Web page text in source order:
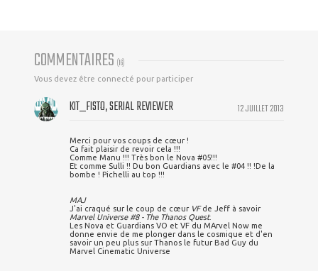
COMMENTAIRES (16)
Vous devez être connecté pour participer
12 JUILLET 2013
KIT_FISTO, SERIAL REVIEWER
Merci pour vos coups de cœur !
Ca fait plaisir de revoir cela !!!
Comme Manu !!! Très bon le Nova #05!!!
Et comme Sulli !! Du bon Guardians avec le #04 !! !De la
bombe ! Pichelli au top !!!
MAJ
J'ai craqué sur le coup de cœur VFde Jeff à savoir
Marvel Universe #8 - The Thanos Quest.
Les Nova et Guardians VO et VF du MArvel Now me
donne envie de me plonger dans le cosmique et d'en
savoir un peu plus sur Thanos le futur Bad Guy du
Marvel Cinematic Universe